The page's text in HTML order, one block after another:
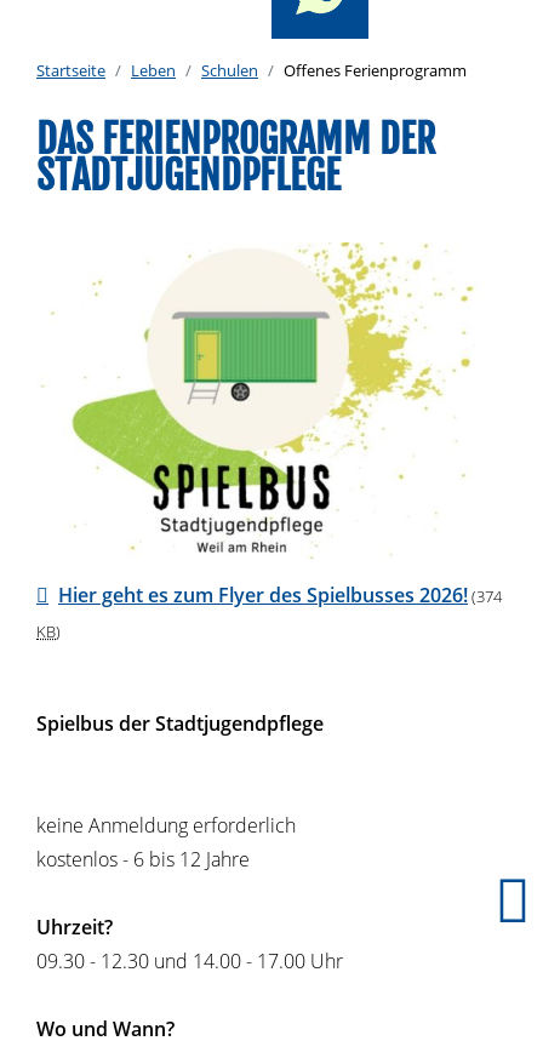
Startseite Leben Schulen Offenes Ferienprogramm
DAS FERIENPROGRAMM DER
STADTJUGENDPFLEGE
Hier geht es zum Flyer des Spielbusses 2026!(374
KB)
Spielbus der Stadtjugendpflege
keine Anmeldung erforderlich
kostenlos - 6 bis 12 Jahre
Uhrzeit?
09.30 - 12.30 und 14.00 - 17.00 Uhr
Wo und Wann?